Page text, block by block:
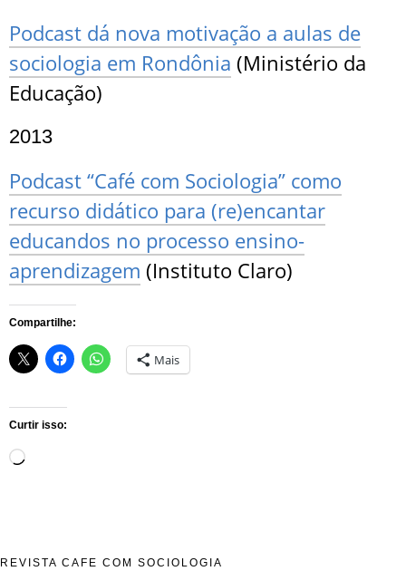
Podcast dá nova motivação a aulas de
sociologia em Rondônia (Ministério da
Educação)
2013
Podcast “Café com Sociologia” como
recurso didático para (re)encantar
educandos no processo ensino-
aprendizagem (Instituto Claro)
Compartilhe:
Mais
Curtir isso:
Carregando...
REVISTA CAFÉ COM SOCIOLOGIA